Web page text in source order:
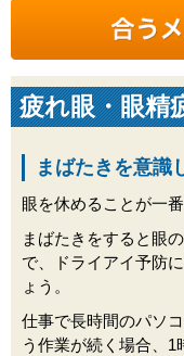
疲れ眼・眼精
まばたきを意識
眼を休めることが一番
まばたきをすると眼
で、ドライアイ予防
ょう。
仕事で長時間のパソ
う作業が続く場合、